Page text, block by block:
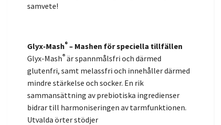
samvete!
Glyx-Mash® – Mashen för speciella tillfällen
Glyx-Mash® är spannmålsfri och därmed
glutenfri, samt melassfri och innehåller därmed
mindre stärkelse och socker. En rik
sammansättning av prebio­tiska ingredienser
bidrar till harmoniseringen av tarmfunktionen.
Utvalda örter stödjer